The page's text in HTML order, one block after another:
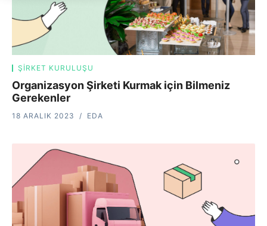
ŞIRKET KURULUŞU
Organizasyon Şirketi Kurmak için Bilmeniz
Gerekenler
18 ARALIK 2023 EDA